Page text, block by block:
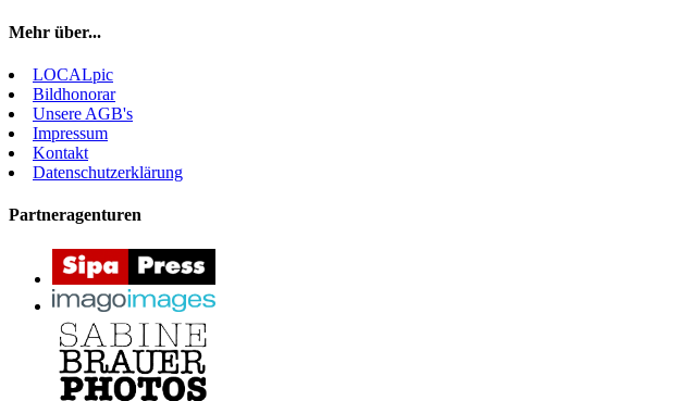
Mehr über...
LOCALpic
Bildhonorar
Unsere AGB's
Impressum
Kontakt
Datenschutzerklärung
Partneragenturen